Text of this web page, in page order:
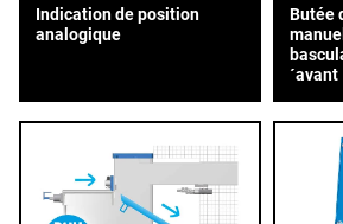
Indication de position
analogique
Butée
´avant